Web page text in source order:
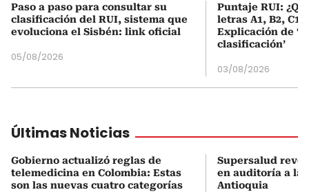
Paso a paso para consultar su
clasificación del RUI, sistema que
evoluciona el Sisbén: link oficial
05/08/2026
Puntaje RUI:
letras A1, B2, C1
Explicación de
clasificación’
03/08/2026
Últimas Noticias
Gobierno actualizó reglas de
telemedicina en Colombia: Estas
son las nuevas cuatro categorías
Supersalud
en auditoría a la
Antioquia